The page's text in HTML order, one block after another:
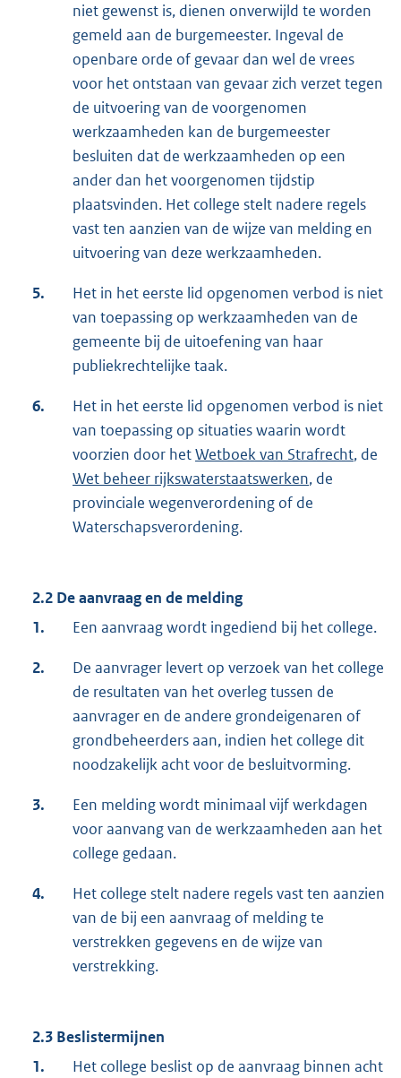
niet gewenst is, dienen onverwijld te worden
gemeld aan de burgemeester. Ingeval de
openbare orde of gevaar dan wel de vrees
voor het ontstaan van gevaar zich verzet tegen
de uitvoering van de voorgenomen
werkzaamheden kan de burgemeester
besluiten dat de werkzaamheden op een
ander dan het voorgenomen tijdstip
plaatsvinden. Het college stelt nadere regels
vast ten aanzien van de wijze van melding en
uitvoering van deze werkzaamheden.
5.
Het in het eerste lid opgenomen verbod is niet
van toepassing op werkzaamheden van de
gemeente bij de uitoefening van haar
publiekrechtelijke taak.
6.
Het in het eerste lid opgenomen verbod is niet
van toepassing op situaties waarin wordt
voorzien door hetWetboek van Strafrecht, de
Wet beheer rijkswaterstaatswerken, de
provinciale wegenverordening of de
Waterschapsverordening.
2.2 De aanvraag en de melding
1.
Een aanvraag wordt ingediend bij het college.
2.
De aanvrager levert op verzoek van het college
de resultaten van het overleg tussen de
aanvrager en de andere grondeigenaren of
grondbeheerders aan, indien het college dit
noodzakelijk acht voor de besluitvorming.
3.
Een melding wordt minimaal vijf werkdagen
voor aanvang van de werkzaamheden aan het
college gedaan.
4.
Het college stelt nadere regels vast ten aanzien
van de bij een aanvraag of melding te
verstrekken gegevens en de wijze van
verstrekking.
2.3 Beslistermijnen
1.
Het college beslist op de aanvraag binnen acht